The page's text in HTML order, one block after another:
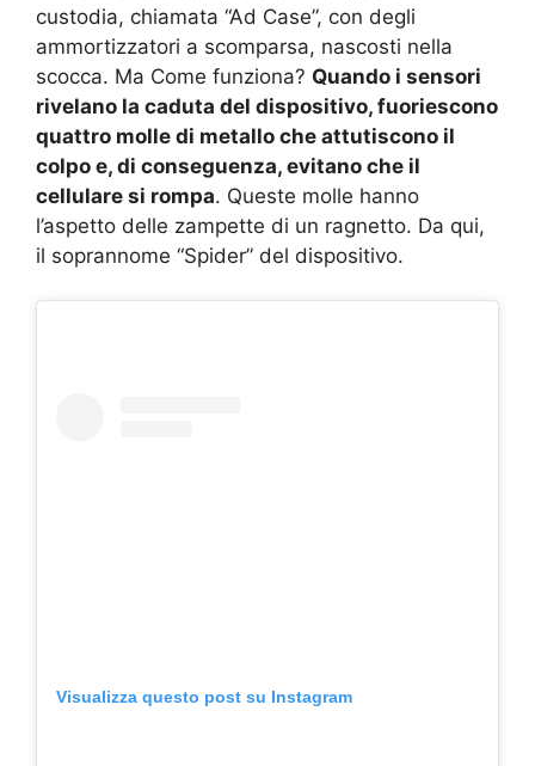
custodia, chiamata “Ad Case”, con degli
ammortizzatori a scomparsa, nascosti nella
scocca. Ma Come funziona? Quando i sensori
rivelano la caduta del dispositivo, fuoriescono
quattro molle di metallo che attutiscono il
colpo e, di conseguenza, evitano che il
cellulare si rompa. Queste molle hanno
l’aspetto delle zampette di un ragnetto. Da qui,
il soprannome “Spider” del dispositivo.
Visualizza questo post su Instagram